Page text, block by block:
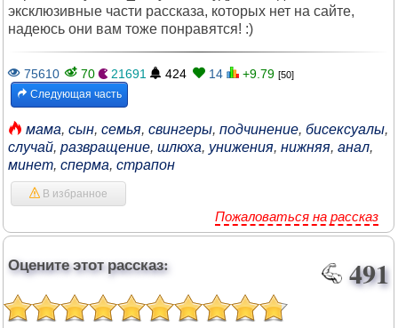
эксклюзивные части рассказа, которых нет на сайте,
надеюсь они вам тоже понравятся! :)
75610 70 21691 424 14 +9.79 [50]
Следующая часть
мама, сын, семья, свингеры, подчинение, бисексуалы,
случай, развращение, шлюха, унижения, нижняя, анал,
минет, сперма, страпон
В избранное
Пожаловаться на рассказ
Оцените этот рассказ: 491